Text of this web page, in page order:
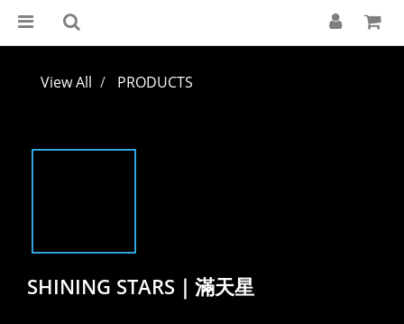
View All PRODUCTS
SHINING STARS｜滿天星